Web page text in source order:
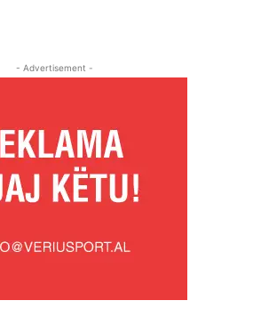
- Advertisement -